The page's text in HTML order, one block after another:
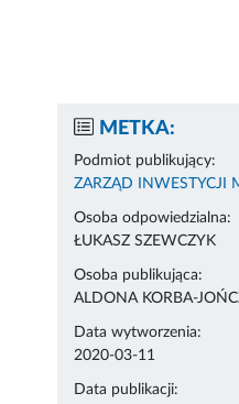
METKA:
Podmiot publikujący:
ZARZĄD INWESTYCJI
Osoba odpowiedzialna:
ŁUKASZ SZEWCZYK
Osoba publikująca:
ALDONA KORBA-
Data wytworzenia:
2020-03-11
Data publikacji: